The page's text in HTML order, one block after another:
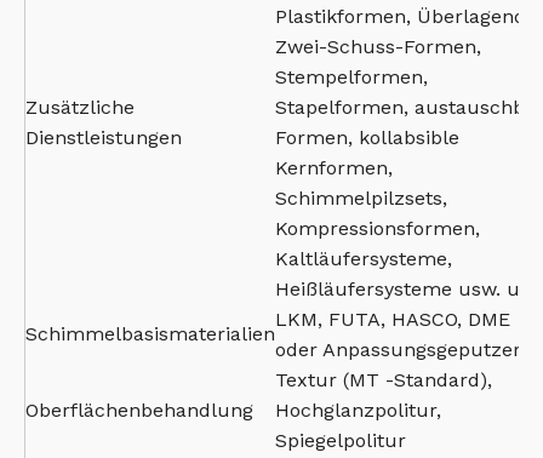
Zusätzliche
Dienstleistungen
Plastikformen, Überlagende,
Zwei-Schuss-Formen,
Stempelformen,
Stapelformen,
Formen, kollabsible
Kernformen,
Schimmelpilzsets,
Kompressionsformen,
Kaltläufersysteme,
Heißläufersysteme usw.
Schimmelbasismaterialien
LKM, FUTA, HASCO, DME
oder Anpassungsgeputzer
Oberflächenbehandlung
Textur (MT -Standard),
Hochglanzpolitur,
Spiegelpolitur